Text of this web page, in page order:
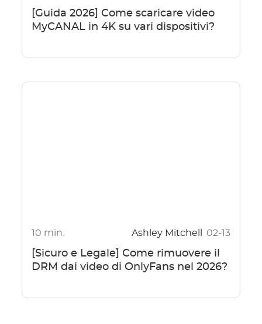
[Guida 2026] Come scaricare video
MyCANAL in 4K su vari dispositivi?
10 min. Ashley Mitchell 02-13
[Sicuro e Legale] Come rimuovere il
DRM dai video di OnlyFans nel 2026?